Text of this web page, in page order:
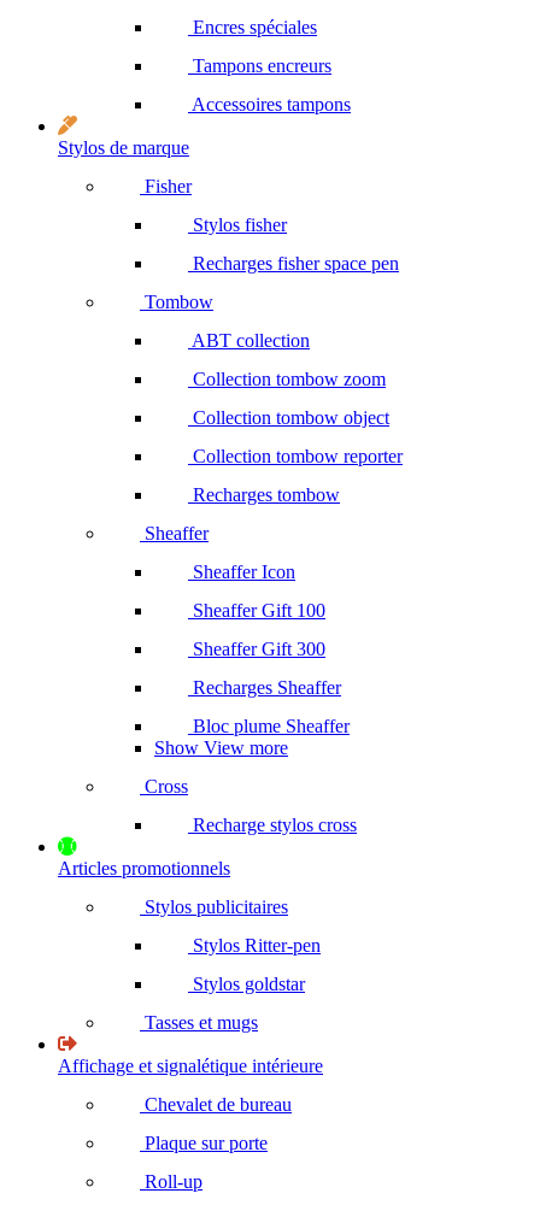
Encres spéciales
Tampons encreurs
Accessoires tampons
Stylos de marque
Fisher
Stylos fisher
Recharges fisher space pen
Tombow
ABT collection
Collection tombow zoom
Collection tombow object
Collection tombow reporter
Recharges tombow
Sheaffer
Sheaffer Icon
Sheaffer Gift 100
Sheaffer Gift 300
Recharges Sheaffer
Bloc plume Sheaffer
Show View more
Cross
Recharge stylos cross
Articles promotionnels
Stylos publicitaires
Stylos Ritter-pen
Stylos goldstar
Tasses et mugs
Affichage et signalétique intérieure
Chevalet de bureau
Plaque sur porte
Roll-up